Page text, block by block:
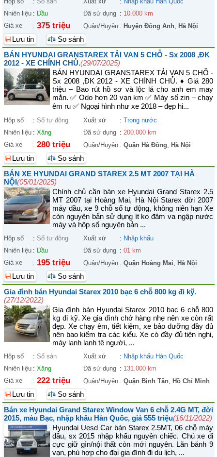
Nhiên liệu : Dầu Đã sử dụng : 10.000 km
Giá xe
: 375 triệu Quận/Huyện : Huyện Đông Anh, Hà Nội
Lưu tin
So sánh
BÁN HYUNDAI GRANSTAREX TẢI VAN 5 CHỖ - Sx 2008 ,ĐK
2012 - XE CHÍNH CHỦ.(29/07/2025)
BÁN HYUNDAI GRANSTAREX TẢI VAN 5 CHỖ -
Sx 2008 ,ĐK 2012 - XE CHÍNH CHỦ. ♦ Giá 280
triệu – Bao rút hồ sơ và lộc lá cho anh em may
mắn. ✅ Odo hơn 20 vạn km ✅ Máy số zin – chạy
êm ru ✅ Ngoại hình như xe 2018 – đẹp hi...
Hộp số : Số tự động Xuất xứ : Trong nước
Nhiên liệu : Xăng Đã sử dụng : 200.000 km
Giá xe
: 280 triệu Quận/Huyện : Quận Hà Đông, Hà Nội
Lưu tin
So sánh
BÁN XE HYUNDAI GRAND STAREX 2.5 MT 2007 TẠI HÀ
NỘI(05/01/2025)
Chính chủ cần bán xe Hyundai Grand Starex 2.5
MT 2007 tại Hoàng Mai, Hà Nội Starex đời 2007
máy dầu, xe 9 chỗ số tự động, không niên hạn Xe
còn nguyên bản sử dụng ít ko đâm va ngập nước
máy và hộp số nguyên bản ...
Hộp số : Số tự động Xuất xứ : Nhập khẩu
Nhiên liệu : Dầu Đã sử dụng : 01 km
Giá xe
: 195 triệu Quận/Huyện : Quận Hoàng Mai, Hà Nội
Lưu tin
So sánh
Gia đình bán Hyundai Starex 2010 bạc 6 chỗ 800 kg đi kỹ.
(27/12/2022)
Gia đình bán Hyundai Starex 2010 bạc 6 chỗ 800
kg đi kỹ. Xe gia đình chở hàng nhẹ nên xe còn rất
đẹp. Xe chạy êm, tiết kiệm, xe bảo dưỡng đầy đủ
nên bao kiểm tra các kiểu. Xe có đầy đủ tiện nghi,
máy lạnh lạnh tê người, ...
Hộp số : Số sàn Xuất xứ : Nhập khẩu Hàn Quốc
Nhiên liệu : Xăng Đã sử dụng : 131.000 km
Giá xe
: 222 triệu Quận/Huyện : Quận Bình Tân, Hồ Chí Minh
Lưu tin
So sánh
Bán xe Hyundai Grand Starex Window Van 6 chỗ 2.4G MT, đời
2015, màu Bạc, nhập khẩu Hàn Quốc, giá 555 triệu(16/11/2022)
Hyundai Uesd Car bán Starex 2.5MT, 06 chỗ máy
dầu, sx 2015 nhập khẩu nguyên chiếc. Chủ xe đi
cực giữ gìn/nội thất còn mới nguyên. Lăn bánh 9
vạn, phù hợp cho đại gia đình đi du lịch, ...